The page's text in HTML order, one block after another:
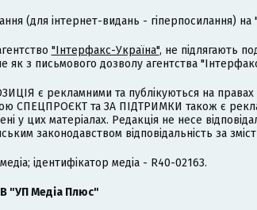
(для інтернет-видань - гіперпосилання) на
"Інтерфакс-Україна", не підлягають
з письмового дозволу агентства
є рекламними та публікуються на
СПЕЦПРОЄКТ та ЗА ПІДТРИМКИ також є
у цих матеріалах. Редакція не несе
законодавством відповідальність за
ідентифікатор медіа - R40-02163.
"УП Медіа Плюс"